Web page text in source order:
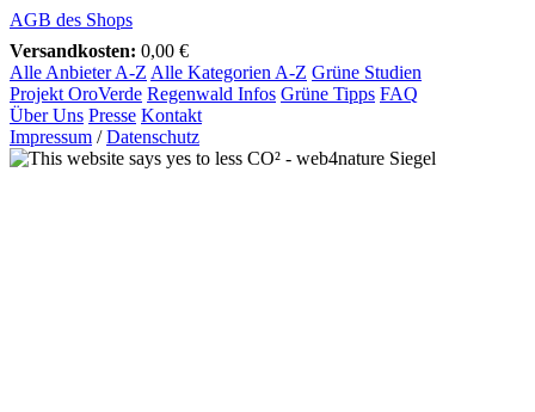
AGB des Shops
Versandkosten: 0,00 €
Alle Anbieter A-Z Alle Kategorien A-Z Grüne Studien
Projekt OroVerde Regenwald Infos Grüne Tipps FAQ
Über Uns Presse Kontakt
Impressum /Datenschutz